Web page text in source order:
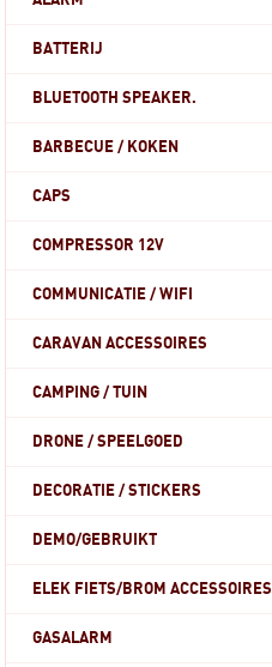
BATTERIJ
BLUETOOTH SPEAKER.
BARBECUE / KOKEN
CAPS
COMPRESSOR 12V
COMMUNICATIE / WIFI
CARAVAN ACCESSOIRES
CAMPING / TUIN
DRONE / SPEELGOED
DECORATIE / STICKERS
DEMO/GEBRUIKT
ELEK FIETS/BROM ACCESSOIRES
GASALARM